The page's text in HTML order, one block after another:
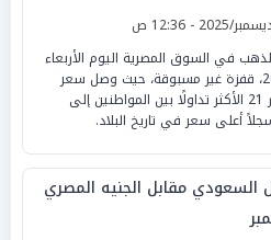
في السوق المصرية اليوم الأربعاء
24 ديسمبر 2025، قفزة غير مسبوقة، حيث وصل سعر
جرام الذهب عيار 21 الأكثر تداولًا بين المواطنين إلى
السعودي مقابل الجنيه المصري